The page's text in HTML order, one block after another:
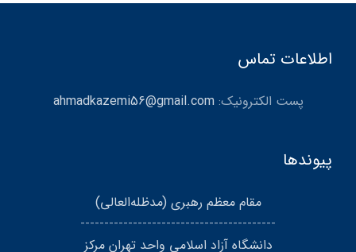
اطلاعات تماس
پست الکترونیک:ahmadkazemi56@gmail.com
پیوندها
مقام معظم رهبری (مد‌ظله‌العالی)
-----------------------------------------
دانشگاه آزاد اسلامی واحد تهران مرکز